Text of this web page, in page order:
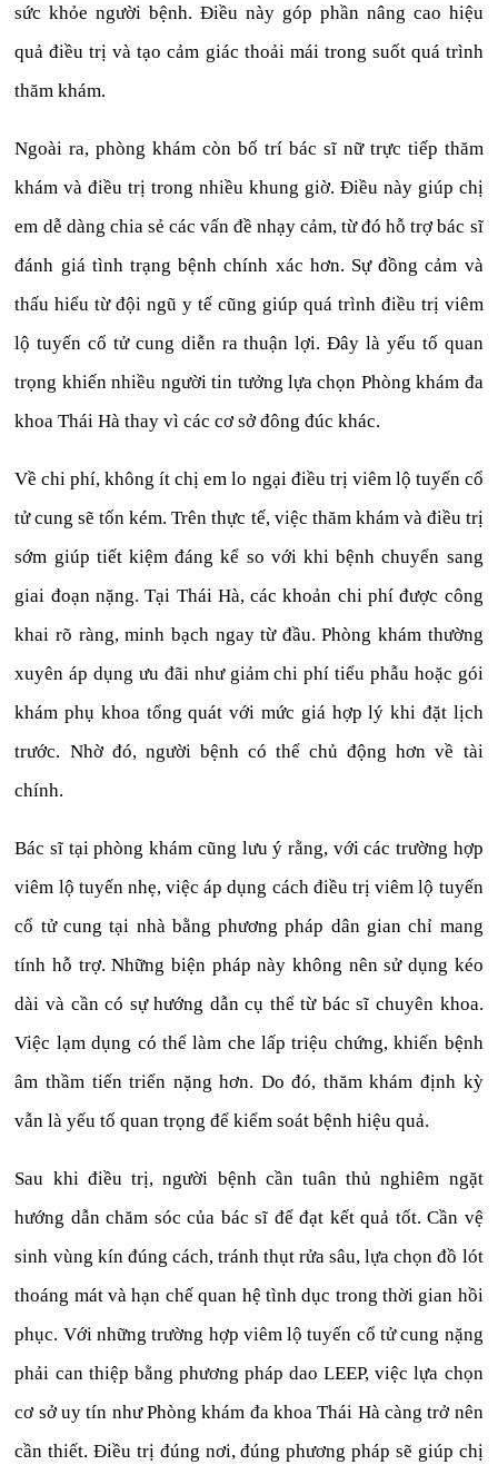
sức khỏe người bệnh. Điều này góp phần nâng cao hiệu
quả điều trị và tạo cảm giác thoải mái trong suốt quá trình
thăm khám.
Ngoài ra, phòng khám còn bố trí bác sĩ nữ trực tiếp thăm
khám và điều trị trong nhiều khung giờ. Điều này giúp chị
em dễ dàng chia sẻ các vấn đề nhạy cảm, từ đó hỗ trợ bác sĩ
đánh giá tình trạng bệnh chính xác hơn. Sự đồng cảm và
thấu hiểu từ đội ngũ y tế cũng giúp quá trình điều trị viêm
lộ tuyến cổ tử cung diễn ra thuận lợi. Đây là yếu tố quan
trọng khiến nhiều người tin tưởng lựa chọn Phòng khám đa
khoa Thái Hà thay vì các cơ sở đông đúc khác.
Về chi phí, không ít chị em lo ngại điều trị viêm lộ tuyến cổ
tử cung sẽ tốn kém. Trên thực tế, việc thăm khám và điều trị
sớm giúp tiết kiệm đáng kể so với khi bệnh chuyển sang
giai đoạn nặng. Tại Thái Hà, các khoản chi phí được công
khai rõ ràng, minh bạch ngay từ đầu. Phòng khám thường
xuyên áp dụng ưu đãi như giảm chi phí tiểu phẫu hoặc gói
khám phụ khoa tổng quát với mức giá hợp lý khi đặt lịch
trước. Nhờ đó, người bệnh có thể chủ động hơn về tài
chính.
Bác sĩ tại phòng khám cũng lưu ý rằng, với các trường hợp
viêm lộ tuyến nhẹ, việc áp dụng cách điều trị viêm lộ tuyến
cổ tử cung tại nhà bằng phương pháp dân gian chỉ mang
tính hỗ trợ. Những biện pháp này không nên sử dụng kéo
dài và cần có sự hướng dẫn cụ thể từ bác sĩ chuyên khoa.
Việc lạm dụng có thể làm che lấp triệu chứng, khiến bệnh
âm thầm tiến triển nặng hơn. Do đó, thăm khám định kỳ
vẫn là yếu tố quan trọng để kiểm soát bệnh hiệu quả.
Sau khi điều trị, người bệnh cần tuân thủ nghiêm ngặt
hướng dẫn chăm sóc của bác sĩ để đạt kết quả tốt. Cần vệ
sinh vùng kín đúng cách, tránh thụt rửa sâu, lựa chọn đồ lót
thoáng mát và hạn chế quan hệ tình dục trong thời gian hồi
phục. Với những trường hợp viêm lộ tuyến cổ tử cung nặng
phải can thiệp bằng phương pháp dao LEEP, việc lựa chọn
cơ sở uy tín như Phòng khám đa khoa Thái Hà càng trở nên
cần thiết. Điều trị đúng nơi, đúng phương pháp sẽ giúp chị